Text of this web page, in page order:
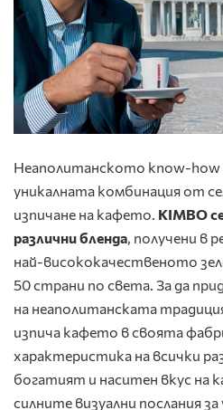
Неаполитанското know-how
уникалната комбинация от
изпичане на кафето. KIMBO
различни бленда, получени в
най-висококачественото
50 страни по света. За да
на неаполитанската
изпича кафето в своята
характеристика на всички
богатият и наситен вкус на
силните визуални послания